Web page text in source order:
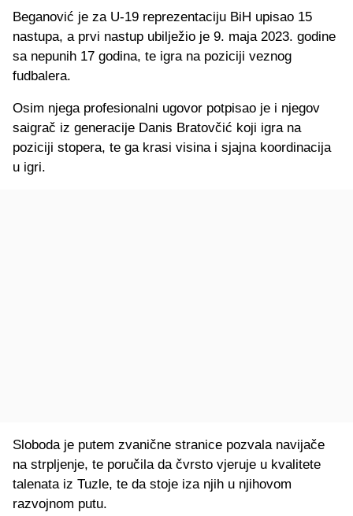
Beganović je za U-19 reprezentaciju BiH upisao 15
nastupa, a prvi nastup ubilježio je 9. maja 2023. godine
sa nepunih 17 godina, te igra na poziciji veznog
fudbalera.
Osim njega profesionalni ugovor potpisao je i njegov
saigrač iz generacije Danis Bratovčić koji igra na
poziciji stopera, te ga krasi visina i sjajna koordinacija
u igri.
Sloboda je putem zvanične stranice pozvala navijače
na strpljenje, te poručila da čvrsto vjeruje u kvalitete
talenata iz Tuzle, te da stoje iza njih u njihovom
razvojnom putu.